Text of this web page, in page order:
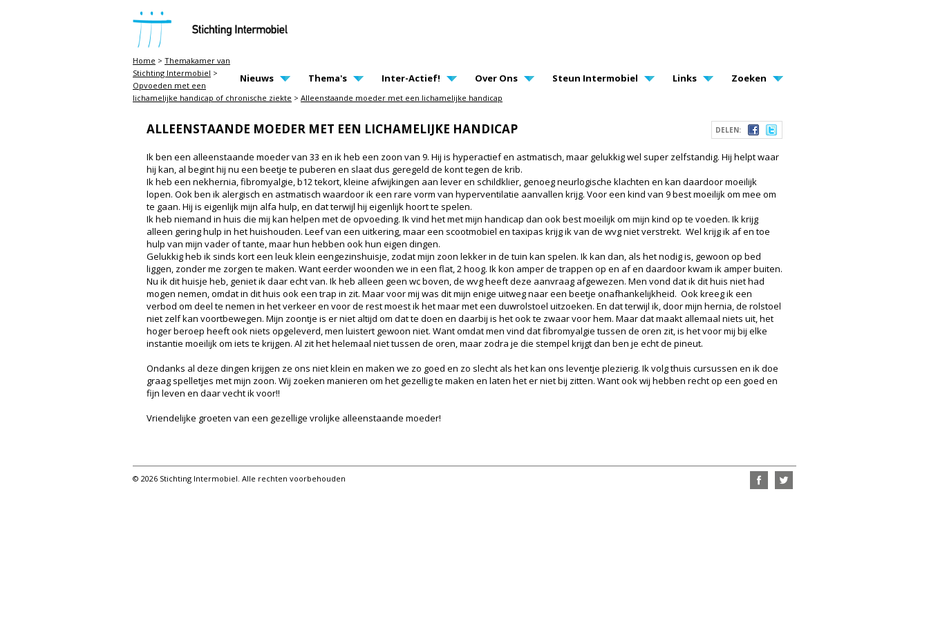
STICHTING INTERMOBIEL
MAIN PAGE NAVIGATION
Nieuws Thema's Inter-Actief! Over Ons Steun Intermobiel Links Zoeken
Home > Themakamer van
Stichting Intermobiel >
Opvoeden met een
lichamelijke handicap of chronische ziekte > Alleenstaande moeder met een lichamelijke handicap
DELEN:
ALLEENSTAANDE MOEDER MET EEN LICHAMELIJKE HANDICAP
Ik ben een alleenstaande moeder van 33 en ik heb een zoon van 9. Hij is hyperactief en astmatisch, maar gelukkig wel super zelfstandig. Hij helpt waar
hij kan, al begint hij nu een beetje te puberen en slaat dus geregeld de kont tegen de krib.
Ik heb een nekhernia, fibromyalgie, b12 tekort, kleine afwijkingen aan lever en schildklier, genoeg neurlogische klachten en kan daardoor moeilijk
lopen. Ook ben ik alergisch en astmatisch waardoor ik een rare vorm van hyperventilatie aanvallen krijg. Voor een kind van 9 best moeilijk om mee om
te gaan. Hij is eigenlijk mijn alfa hulp, en dat terwijl hij eigenlijk hoort te spelen.
Ik heb niemand in huis die mij kan helpen met de opvoeding. Ik vind het met mijn handicap dan ook best moeilijk om mijn kind op te voeden. Ik krijg
alleen gering hulp in het huishouden. Leef van een uitkering, maar een scootmobiel en taxipas krijg ik van de wvg niet verstrekt. Wel krijg ik af en toe
hulp van mijn vader of tante, maar hun hebben ook hun eigen dingen.
Gelukkig heb ik sinds kort een leuk klein eengezinshuisje, zodat mijn zoon lekker in de tuin kan spelen. Ik kan dan, als het nodig is, gewoon op bed
liggen, zonder me zorgen te maken. Want eerder woonden we in een flat, 2 hoog. Ik kon amper de trappen op en af en daardoor kwam ik amper buiten.
Nu ik dit huisje heb, geniet ik daar echt van. Ik heb alleen geen wc boven, de wvg heeft deze aanvraag afgewezen. Men vond dat ik dit huis niet had
mogen nemen, omdat in dit huis ook een trap in zit. Maar voor mij was dit mijn enige uitweg naar een beetje onafhankelijkheid. Ook kreeg ik een
verbod om deel te nemen in het verkeer en voor de rest moest ik het maar met een duwrolstoel uitzoeken. En dat terwijl ik, door mijn hernia, de rolstoel
niet zelf kan voortbewegen. Mijn zoontje is er niet altijd om dat te doen en daarbij is het ook te zwaar voor hem. Maar dat maakt allemaal niets uit, het
hoger beroep heeft ook niets opgeleverd, men luistert gewoon niet. Want omdat men vind dat fibromyalgie tussen de oren zit, is het voor mij bij elke
instantie moeilijk om iets te krijgen. Al zit het helemaal niet tussen de oren, maar zodra je die stempel krijgt dan ben je echt de pineut.
Ondanks al deze dingen krijgen ze ons niet klein en maken we zo goed en zo slecht als het kan ons leventje plezierig. Ik volg thuis cursussen en ik doe
graag spelletjes met mijn zoon. Wij zoeken manieren om het gezellig te maken en laten het er niet bij zitten. Want ook wij hebben recht op een goed en
fijn leven en daar vecht ik voor!!
Vriendelijke groeten van een gezellige vrolijke alleenstaande moeder!
© 2026 Stichting Intermobiel. Alle rechten voorbehouden